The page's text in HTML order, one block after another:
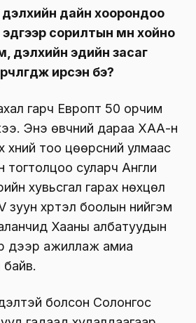
дэлхийн дайн хоорон­доо
сорилтын өмнө хойно
дэлхийн эдийн засаг
ирсэн бэ?
гарч Европт 50 ор­чим
Энэ өвч­ний дараа ХАА-н
хү­ний тоо цөөрсний ул­маас
тогтолцоо суларч Англи
хувьсгал гарах нөхцөл
зуун хүртэл боолын нийгэм
Хааны албатуудын
дээр ажиллаж амиа
болсон Солон­­гос